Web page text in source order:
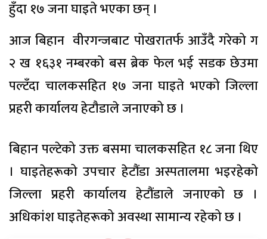
हुँदा १७ जना घाइते भएका छन् ।
आज बिहान वीरगन्जबाट पोखरातर्फ आउँदै गरेको ग
२ ख १६३१ नम्बरको बस ब्रेक फेल भई सडक छेउमा
पल्टँदा चालकसहित १७ जना घाइते भएको जिल्ला
प्रहरी कार्यालय हेटाैडाले जनाएको छ ।
बिहान पल्टेको उक्त बसमा चालकसहित १८ जना थिए
। घाइतेहरूको उपचार हेटौंडा अस्पतालमा भइरहेको
जिल्ला प्रहरी कार्यालय हेटौंडाले जनाएको छ ।
अधिकांश घाइतेहरूको अवस्था सामान्य रहेको छ ।